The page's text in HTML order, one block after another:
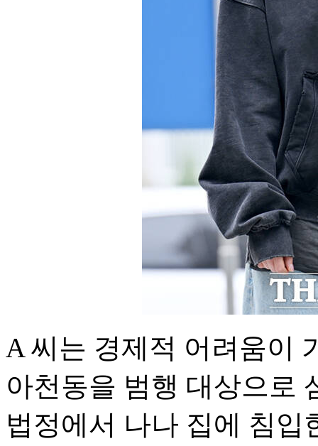
A 씨는 경제적 어려움이
아천동을 범행 대상으로
법정에서 나나 집에 침